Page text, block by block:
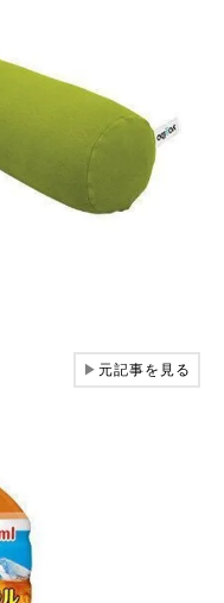
▶元記事を見る